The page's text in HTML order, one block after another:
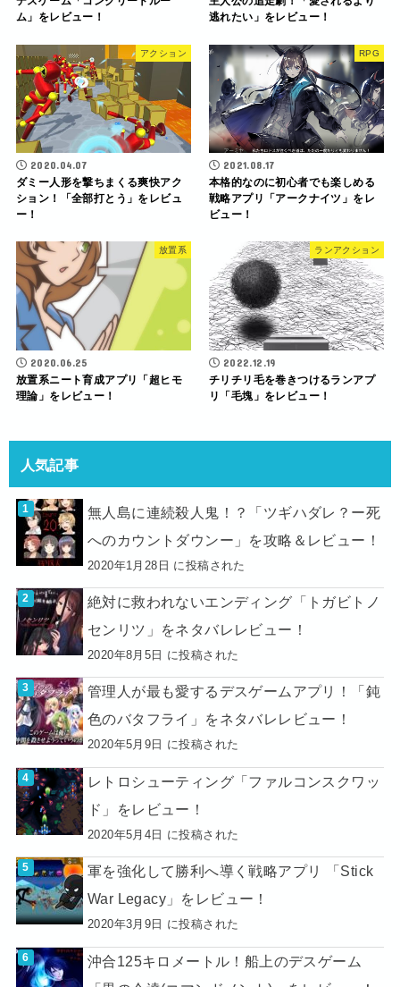
ム」をレビュー！
逃れたい」をレビュー！
アクション
2020.04.07
ダミー人形を撃ちまくる爽快アク
ション！「全部打とう」をレビュ
ー！
RPG
2021.08.17
本格的なのに初心者でも楽しめる
戦略アプリ「アークナイツ」をレ
ビュー！
放置系
2020.06.25
放置系ニート育成アプリ「超ヒモ
理論」をレビュー！
ランアクション
2022.12.19
チリチリ毛を巻きつけるランアプ
リ「毛塊」をレビュー！
人気記事
無人島に連続殺人鬼！？「ツギハダレ？ー死
へのカウントダウンー」を攻略＆レビュー！
2020年1月28日 に投稿された
絶対に救われないエンディング「トガビトノ
センリツ」をネタバレレビュー！
2020年8月5日 に投稿された
管理人が最も愛するデスゲームアプリ！「鈍
色のバタフライ」をネタバレレビュー！
2020年5月9日 に投稿された
レトロシューティング「ファルコンスクワッ
ド」をレビュー！
2020年5月4日 に投稿された
軍を強化して勝利へ導く戦略アプリ 「Stick
War Legacy」をレビュー！
2020年3月9日 に投稿された
沖合125キロメートル！船上のデスゲーム